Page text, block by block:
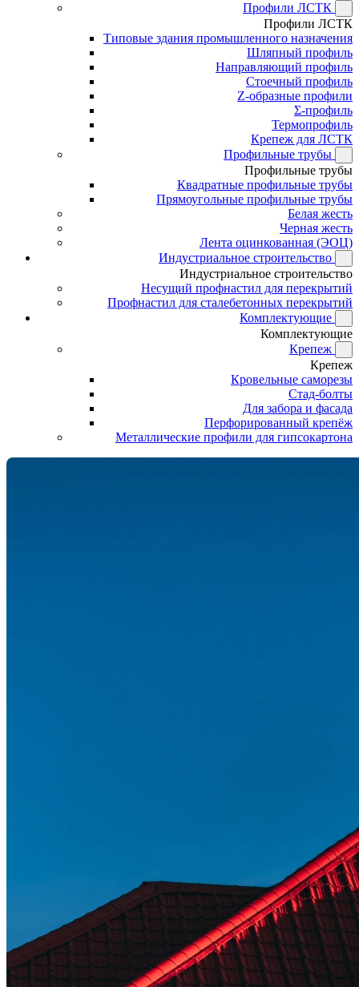
Профили ЛСТК
Профили ЛСТК
Типовые здания промышленного назначения
Шляпный профиль
Направляющий профиль
Стоечный профиль
Z-образные профили
Σ-профиль
Термопрофиль
Крепеж для ЛСТК
Профильные трубы
Профильные трубы
Квадратные профильные трубы
Прямоугольные профильные трубы
Белая жесть
Черная жесть
Лента оцинкованная (ЭОЦ)
Индустриальное строительство
Индустриальное строительство
Несущий профнастил для перекрытий
Профнастил для сталебетонных перекрытий
Комплектующие
Комплектующие
Крепеж
Крепеж
Кровельные саморезы
Стад-болты
Для забора и фасада
Перфорированный крепёж
Металлические профили для гипсокартона